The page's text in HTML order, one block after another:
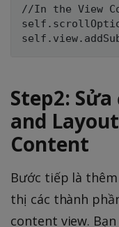
//In the View
Step2:
and
Content
Bước tiếp là
thị các thành
content view.